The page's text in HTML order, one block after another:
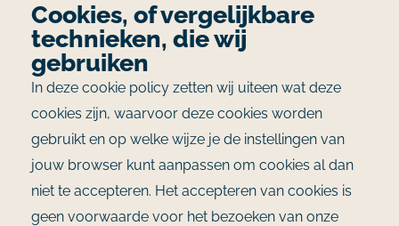
Cookies, of vergelijkbare
technieken, die wij
gebruiken
In deze cookie policy zetten wij uiteen wat deze
cookies zijn, waarvoor deze cookies worden
gebruikt en op welke wijze je de instellingen van
jouw browser kunt aanpassen om cookies al dan
niet te accepteren. Het accepteren van cookies is
geen voorwaarde voor het bezoeken van onze